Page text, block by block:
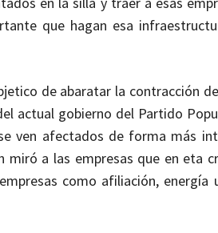
que hagan esa
de abaratar la contracción
actual gobierno del Partido
ven afectados de forma más
a las empresas que en eta
como afiliación,